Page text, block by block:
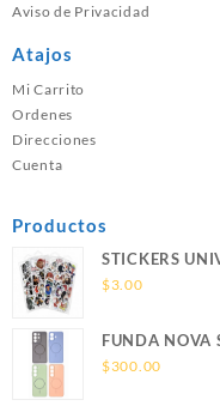
Aviso de Privacidad
Atajos
Mi Carrito
Ordenes
Direcciones
Cuenta
Productos
STICKERS
$3.00
FUNDA NOVA
SOPORTE
$300.00